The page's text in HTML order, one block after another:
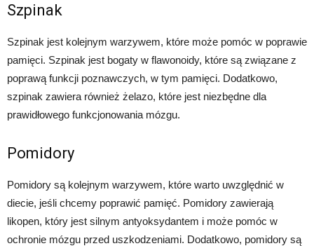
Szpinak
Szpinak jest kolejnym warzywem, które może pomóc w poprawie
pamięci. Szpinak jest bogaty w flawonoidy, które są związane z
poprawą funkcji poznawczych, w tym pamięci. Dodatkowo,
szpinak zawiera również żelazo, które jest niezbędne dla
prawidłowego funkcjonowania mózgu.
Pomidory
Pomidory są kolejnym warzywem, które warto uwzględnić w
diecie, jeśli chcemy poprawić pamięć. Pomidory zawierają
likopen, który jest silnym antyoksydantem i może pomóc w
ochronie mózgu przed uszkodzeniami. Dodatkowo, pomidory są